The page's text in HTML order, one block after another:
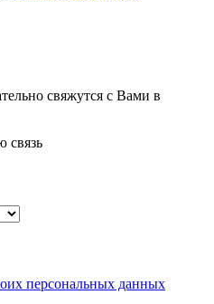
свяжутся с Вами в
связь
персональных данных